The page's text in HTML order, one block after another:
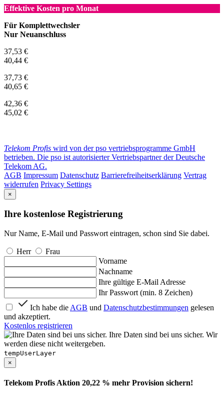
Effektive Kosten pro Monat
Für Komplettwechsler
Nur Neuanschluss
37,53 €
40,44 €
37,73 €
40,65 €
42,36 €
45,02 €
Telekom Profis wird von der pso vertriebsprogramme GmbH
betrieben. Die pso ist autorisierter Vertriebspartner der Deutsche
Telekom AG.
AGB Impressum Datenschutz Barrierefreiheitserklärung Vertrag
widerrufen Privacy Settings
×
Ihre kostenlose Registrierung
Nur Name, E-Mail und Passwort eintragen, schon sind Sie dabei.
Herr
Frau
Vorname
Nachname
Ihre gültige E-Mail Adresse
Ihr Passwort (min. 8 Zeichen)
Ich habe die AGB und Datenschutzbestimmungen gelesen
und akzeptiert.
Kostenlos registrieren
Ihre Daten sind bei uns sicher. Wir
werden diese nicht weitergeben.
tempUserLayer
×
Telekom Profis Aktion 20,22 % mehr Provision sichern!